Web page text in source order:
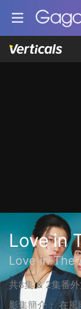
Love in
Love in The
共8集 & 2集番
影集簡介： 在